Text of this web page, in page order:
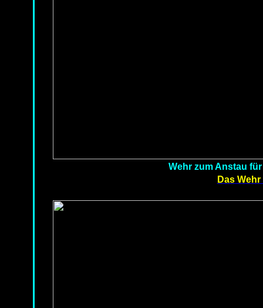
Wehr zum Anstau
Das